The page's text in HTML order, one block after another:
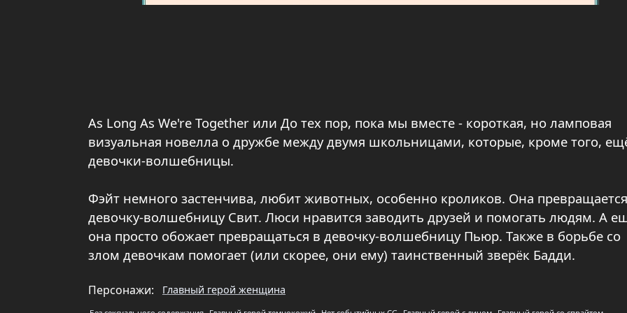
As Long As We're Together или До тех пор, пока мы вместе - короткая, но ламповая
визуальная новелла о дружбе между двумя школьницами, которые, кроме того,
девочки-волшебницы.
Фэйт немного застенчива, любит животных, особенно кроликов. Она
девочку-волшебницу Свит. Люси нравится заводить друзей и помогать людям. А
она просто обожает превращаться в девочку-волшебницу Пьюр. Также в борьбе со
злом девочкам помогает (или скорее, они ему) таинственный зверёк Бадди.
Персонажи: Главный герой женщина